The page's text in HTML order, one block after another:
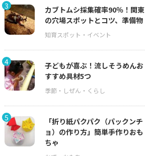
3
カブトムシ採集確率90％！関東
の穴場スポットとコツ、準備物
4
子どもが喜ぶ！流しそうめんお
すすめ具材5つ
5
「折り紙パクパク（パックンチ
ョ）の作り方」簡単手作りおも
ちゃ